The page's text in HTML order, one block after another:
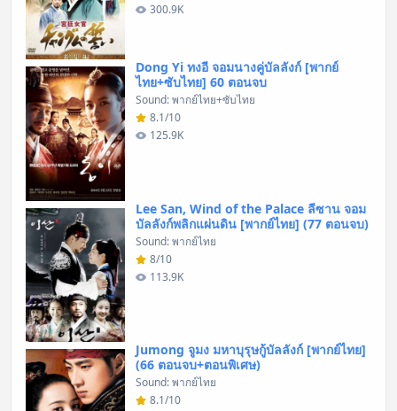
300.9K
Dong Yi ทงอี จอมนางคู่บัลลังก์ [พากย์
ไทย+ซับไทย] 60 ตอนจบ
Sound: พากย์ไทย+ซับไทย
8.1/10
125.9K
Lee San, Wind of the Palace ลีซาน จอม
บัลลังก์พลิกแผ่นดิน [พากย์ไทย] (77 ตอนจบ)
Sound: พากย์ไทย
8/10
113.9K
Jumong จูมง มหาบุรุษกู้บัลลังก์ [พากย์ไทย]
(66 ตอนจบ+ตอนพิเศษ)
Sound: พากย์ไทย
8.1/10